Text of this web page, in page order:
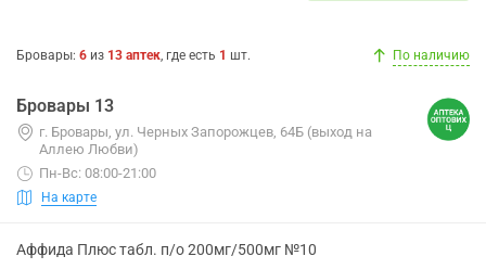
Бровары: 6 из 13 аптек, где есть 1 шт. По наличию
Бровары 13
г. Бровары, ул. Черных Запорожцев, 64Б (выход на
Аллею Любви)
Пн-Вс: 08:00-21:00
На карте
Аффида Плюс табл. п/о 200мг/500мг №10